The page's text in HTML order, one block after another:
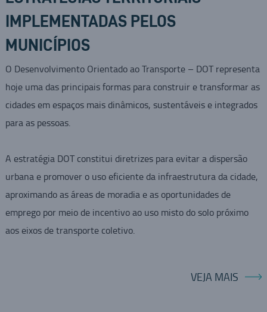
IMPLEMENTADAS PELOS
MUNICÍPIOS
O Desenvolvimento Orientado ao Transporte – DOT representa
hoje uma das principais formas para construir e transformar as
cidades em espaços mais dinâmicos, sustentáveis e integrados
para as pessoas.
A estratégia DOT constitui diretrizes para evitar a dispersão
urbana e promover o uso eficiente da infraestrutura da cidade,
aproximando as áreas de moradia e as oportunidades de
emprego por meio de incentivo ao uso misto do solo próximo
aos eixos de transporte coletivo.
VEJA MAIS